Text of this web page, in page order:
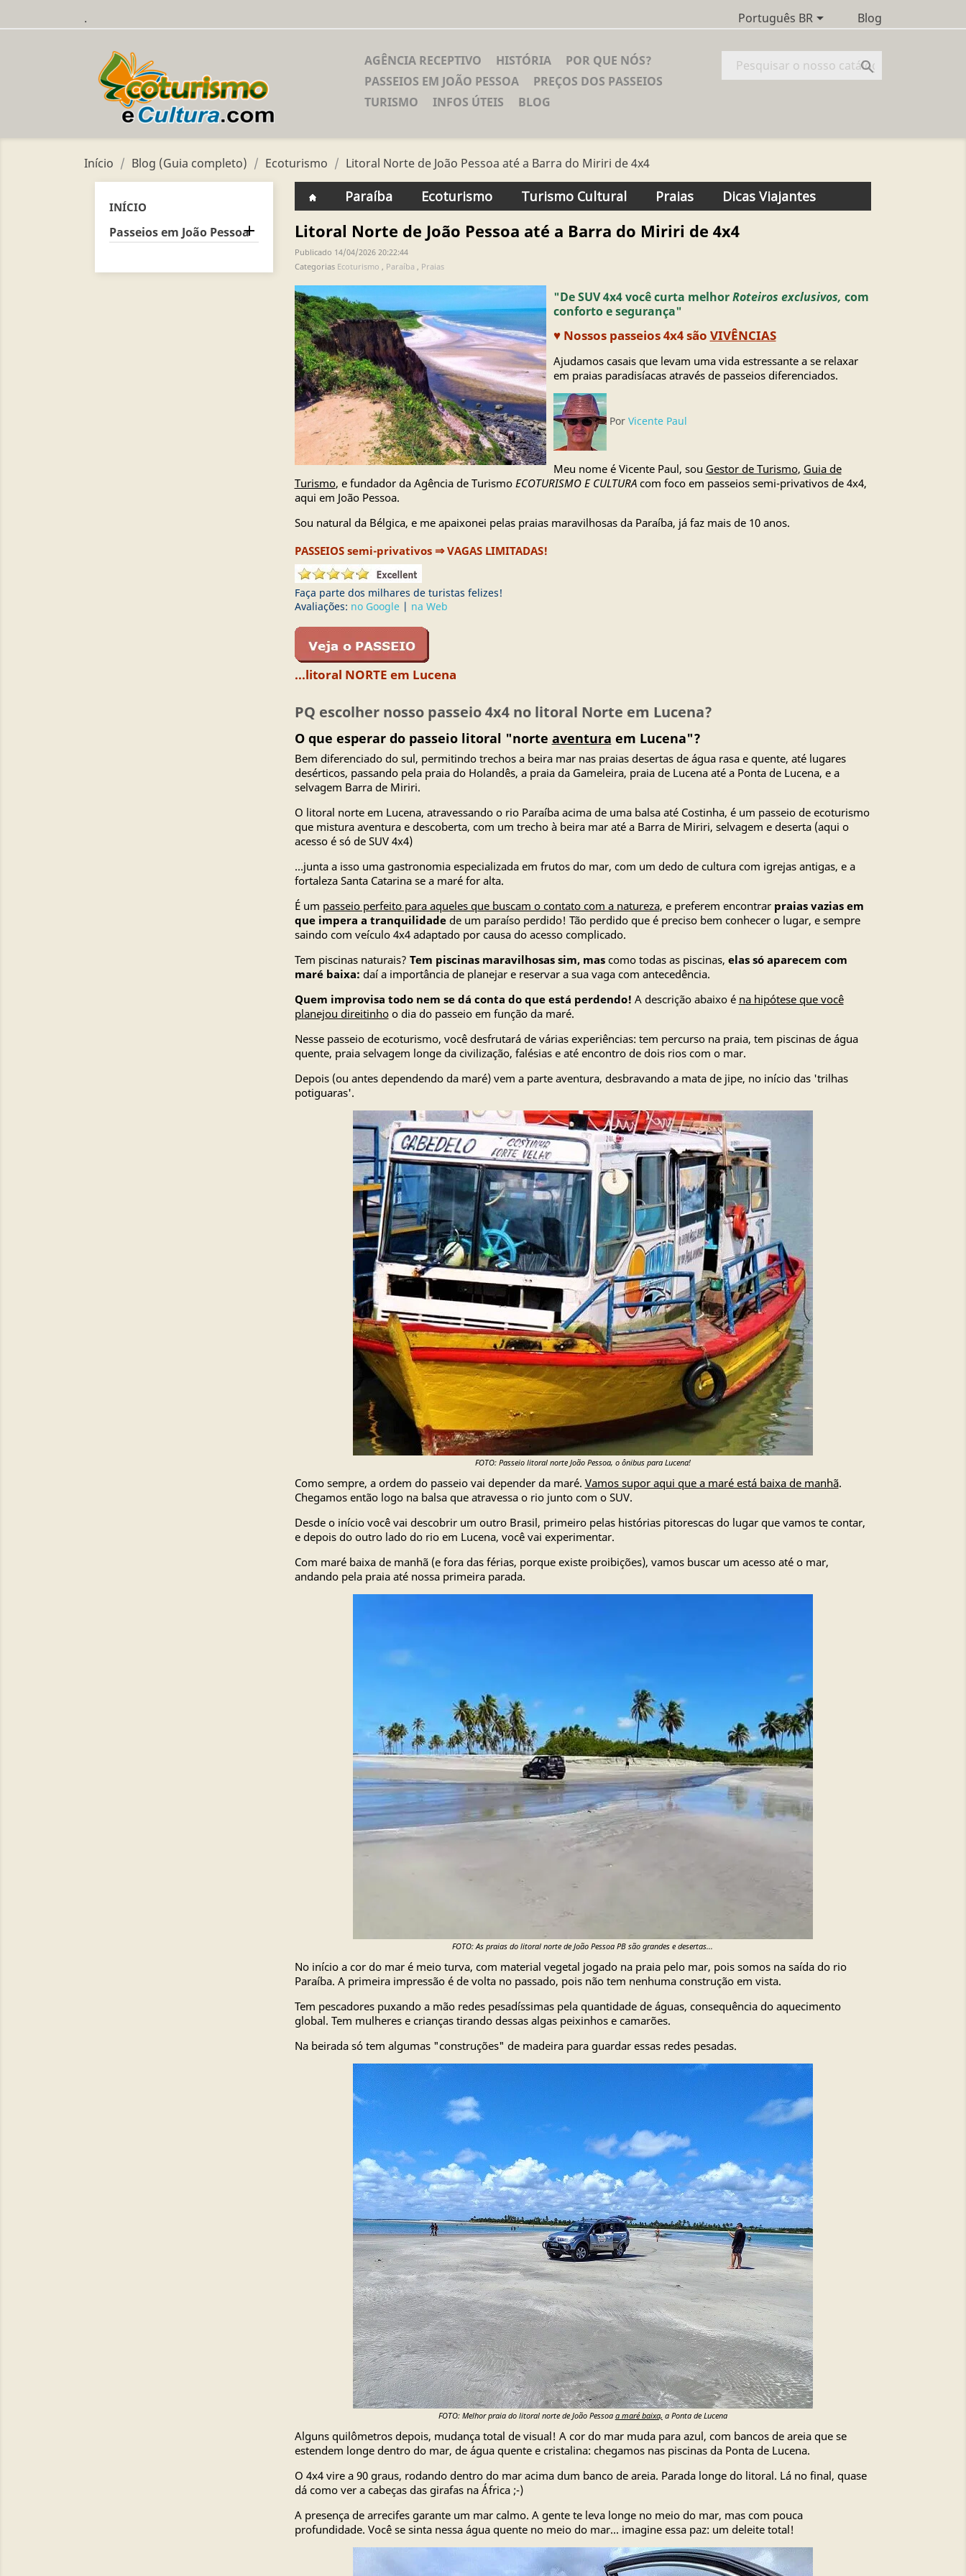
. Português BR Blog
AGÊNCIA RECEPTIVO HISTÓRIA
POR QUE NÓS?
PASSEIOS EM JOÃO PESSOA
PREÇOS DOS PASSEIOS
TURISMO
INFOS ÚTEIS BLOG

Início Blog (Guia completo) Ecoturismo Litoral Norte de João Pessoa até a Barra do Miriri de 4x4
INÍCIO
Passeios em João Pessoa

Paraíba Ecoturismo Turismo Cultural Praias Dicas Viajantes
Litoral Norte de João Pessoa até a Barra do Miriri de 4x4
Publicado 14/04/2026 20:22:44
Categorias Ecoturismo , Paraíba , Praias
"De SUV 4x4 você curta melhorRoteiros exclusivos, com
conforto e segurança"
♥ Nossos passeios 4x4 são VIVÊNCIAS
Ajudamos casais que levam uma vida estressante a se relaxar
em praias paradisíacas através de passeios diferenciados.
Por Vicente Paul
Meu nome é Vicente Paul, sou Gestor de Turismo, Guia de
Turismo, e fundador da Agência de Turismo ECOTURISMO E CULTURAcom foco em passeios semi-privativos de 4x4,
aqui em João Pessoa.
Sou natural da Bélgica, e me apaixonei pelas praias maravilhosas da Paraíba, já faz mais de 10 anos.
PASSEIOS semi-privativos ⇒VAGAS LIMITADAS!
Faça parte dos milhares de turistas felizes!
Avaliações: no Google| na Web
...litoral NORTE em Lucena
PQ escolher nosso passeio 4x4 no litoral Norte em Lucena?
O que esperar do passeio litoral "norte aventura em Lucena"?
Bem diferenciado do sul, permitindo trechos a beira mar nas praias desertas de água rasa e quente, até lugares
desérticos, passando pela praia do Holandês, a praia da Gameleira, praia de Lucena até a Ponta de Lucena, e a
selvagem Barra de Miriri.
O litoral norte em Lucena, atravessando o rio Paraíba acima de uma balsa até Costinha, é um passeio de ecoturismo
que mistura aventura e descoberta, com um trecho à beira mar até a Barra de Miriri, selvagem e deserta (aqui o
acesso é só de SUV 4x4)
...junta a isso uma gastronomia especializada em frutos do mar, com um dedo de cultura com igrejas antigas, e a
fortaleza Santa Catarina se a maré for alta.
É um passeio perfeito para aqueles que buscam o contato com a natureza, e preferem encontrar praias vazias em
que impera a tranquilidadede um paraíso perdido! Tão perdido que é preciso bem conhecer o lugar, e sempre
saindo com veículo 4x4 adaptado por causa do acesso complicado.
Tem piscinas naturais? Tem piscinas maravilhosas sim, mascomo todas as piscinas, elas só aparecem com
maré baixa: daí a importância de planejar e reservar a sua vaga com antecedência.
Quem improvisa todo nem se dá conta do que está perdendo! A descrição abaixo é na hipótese que você
planejou direitinhoo dia do passeio em função da maré.
Nesse passeio de ecoturismo, você desfrutará de várias experiências: tem percurso na praia, tem piscinas de água
quente, praia selvagem longe da civilização, falésias e até encontro de dois rios com o mar.
Depois (ou antes dependendo da maré) vem a parte aventura, desbravando a mata de jipe, no início das 'trilhas
potiguaras'.
FOTO: Passeio litoral norte João Pessoa, o ônibus para Lucena!
Como sempre, a ordem do passeio vai depender da maré. Vamos supor aqui que a maré está baixa de manhã.
Chegamos então logo na balsa que atravessa o rio junto com o SUV.
Desde o início você vai descobrir um outro Brasil, primeiro pelas histórias pitorescas do lugar que vamos te contar,
e depois do outro lado do rio em Lucena, você vai experimentar.
Com maré baixa de manhã (e fora das férias, porque existe proibições), vamos buscar um acesso até o mar,
andando pela praia até nossa primeira parada.
FOTO: As praias do litoral norte de João Pessoa PB são grandes e desertas...
No início a cor do mar é meio turva, com material vegetal jogado na praia pelo mar, pois somos na saída do rio
Paraíba. A primeira impressão é de volta no passado, pois não tem nenhuma construção em vista.
Tem pescadores puxando a mão redes pesadíssimas pela quantidade de águas, consequência do aquecimento
global. Tem mulheres e crianças tirando dessas algas peixinhos e camarões.
Na beirada só tem algumas "construções" de madeira para guardar essas redes pesadas.
FOTO: Melhor praia do litoral norte de João Pessoa a maré baixa, a Ponta de Lucena
Alguns quilômetros depois, mudança total de visual! A cor do mar muda para azul, com bancos de areia que se
estendem longe dentro do mar, de água quente e cristalina: chegamos nas piscinas da Ponta de Lucena.
O 4x4 vire a 90 graus, rodando dentro do mar acima dum banco de areia. Parada longe do litoral. Lá no final, quase
dá como ver a cabeças das girafas na África ;-)
A presença de arrecifes garante um mar calmo. A gente te leva longe no meio do mar, mas com pouca
profundidade. Você se sinta nessa água quente no meio do mar... imagine essa paz: um deleite total!